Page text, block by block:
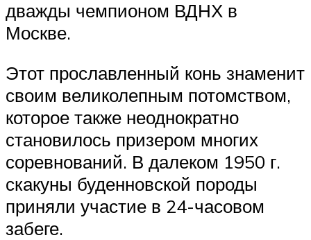
дважды чемпионом ВДНХ в
Москве.
Этот прославленный конь знаменит
своим великолепным потомством,
которое также неоднократно
становилось призером многих
соревнований. В далеком 1950 г.
скакуны буденновской породы
приняли участие в 24-часовом
забеге.